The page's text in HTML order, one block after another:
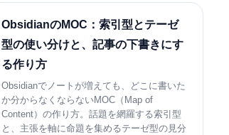
ObsidianのMOC：索引型とテーゼ
型の使い分けと、記事の下書きにす
る作り方
Obsidianでノートが増えても、どこに書いた
か分からなくならないMOC（Map of
Content）の作り方。話題を網羅する索引型
と、主張を軸に命題を集めるテーゼ型の見分